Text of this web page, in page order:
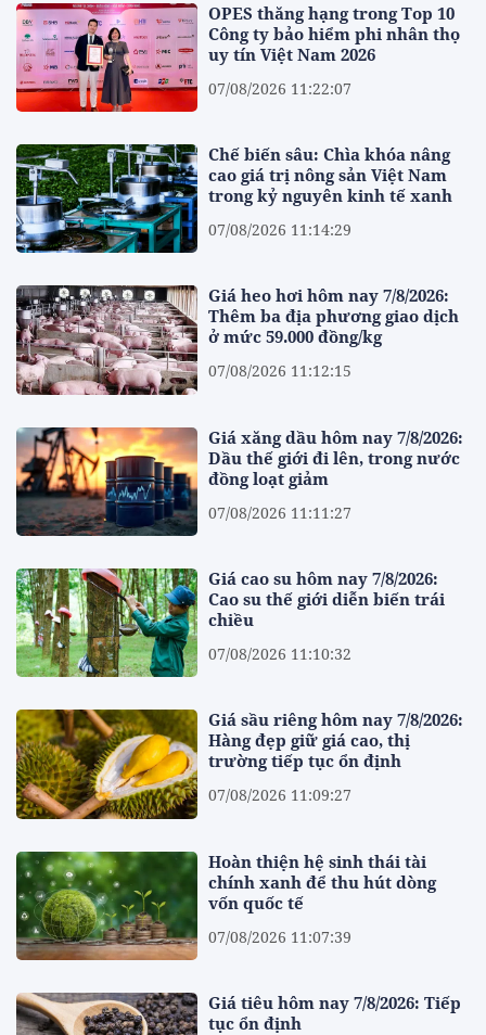
OPES thăng hạng trong Top 10
Công ty bảo hiểm phi nhân thọ
uy tín Việt Nam 2026
07/08/2026 11:22:07
Chế biến sâu: Chìa khóa nâng
cao giá trị nông sản Việt Nam
trong kỷ nguyên kinh tế xanh
07/08/2026 11:14:29
Giá heo hơi hôm nay 7/8/2026:
Thêm ba địa phương giao dịch
ở mức 59.000 đồng/kg
07/08/2026 11:12:15
Giá xăng dầu hôm nay 7/8/2026:
Dầu thế giới đi lên, trong nước
đồng loạt giảm
07/08/2026 11:11:27
Giá cao su hôm nay 7/8/2026:
Cao su thế giới diễn biến trái
chiều
07/08/2026 11:10:32
Giá sầu riêng hôm nay 7/8/2026:
Hàng đẹp giữ giá cao, thị
trường tiếp tục ổn định
07/08/2026 11:09:27
Hoàn thiện hệ sinh thái tài
chính xanh để thu hút dòng
vốn quốc tế
07/08/2026 11:07:39
Giá tiêu hôm nay 7/8/2026: Tiếp
tục ổn định